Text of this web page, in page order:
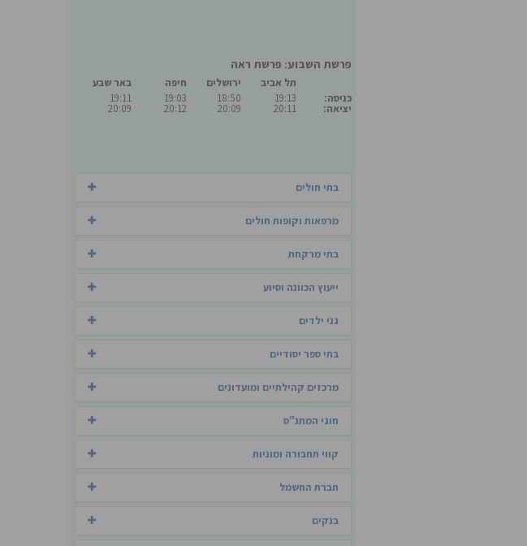
פרשת השבוע: פרשת ראה
כניסה:
יציאה:
תל אביב
19:13
20:11
ירושלים
18:50
20:09
חיפה
19:03
20:12
באר שבע
19:11
20:09
בתי חולים
מרפאות וקופות חולים
בתי מרקחת
ייעוץ הכוונה וסיוע
גני ילדים
בתי ספר יסודיים
מרכזים קהילתיים ומועדונים
חוגי המתנ"ס
קווי תחבורה ומוניות
חברת החשמל
בנקים